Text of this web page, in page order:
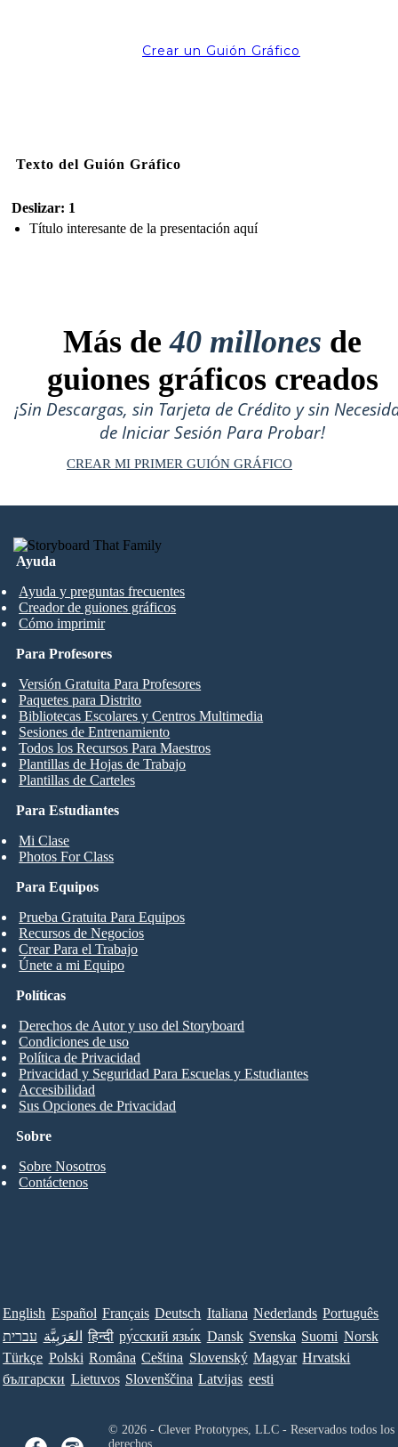
Crear un Guión Gráfico
Texto del Guión Gráfico
Deslizar: 1
Título interesante de la presentación aquí
Más de40 millones de
guiones gráficos creados
¡Sin Descargas, sin Tarjeta de Crédito y sin
de Iniciar Sesión Para Probar!
CREAR MI PRIMER GUIÓN GRÁFICO
Ayuda
Ayuda y preguntas frecuentes
Creador de guiones gráficos
Cómo imprimir
Para Estudiantes
Mi Clase
Photos For Class
Para Profesores
Versión Gratuita Para Profesores
Paquetes para Distrito
Bibliotecas Escolares y Centros Multimedia
Sesiones de Entrenamiento
Todos los Recursos Para Maestros
Plantillas de Hojas de Trabajo
Plantillas de Carteles
Para Equipos
Prueba Gratuita Para Equipos
Recursos de Negocios
Crear Para el Trabajo
Únete a mi Equipo
Sobre
Sobre Nosotros
Contáctenos
Políticas
Derechos de Autor y uso del Storyboard
Condiciones de uso
Política de Privacidad
Privacidad y Seguridad Para Escuelas y Estudiantes
Accesibilidad
Sus Opciones de Privacidad
English Español Français Deutsch Italiana Nederlands Português
עברית العَرَبِيَّة हिन्दी ру́сский язы́к Dansk Svenska Suomi Norsk
Türkçe Polski Româna Ceština Slovenský Magyar Hrvatski
български Lietuvos Slovenščina Latvijas eesti
© 2026 - Clever Prototypes, LLC - Reservados todos los
derechos.